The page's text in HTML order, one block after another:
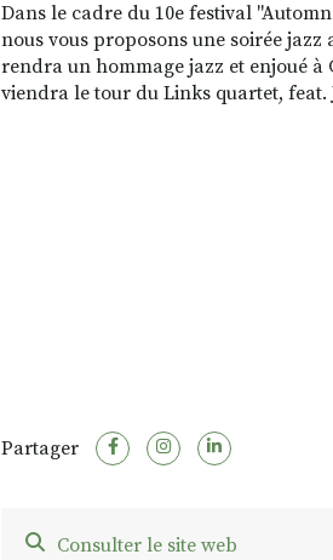
Dans le cadre du 10e festival
nous vous proposons une soirée
rendra un hommage jazz et enjoué à
viendra le tour du Links quartet,
Partager
Consulter le site web